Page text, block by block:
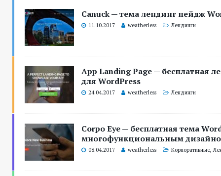
Canuck — тема лендинг пейдж
11.10.2017 weatherless Лендинги
App Landing Page — бесплатная
для WordPress
24.04.2017 weatherless Лендинги
Corpo Eye — бесплатная тема
многофункциональным
08.04.2017 weatherless Корпоративные,